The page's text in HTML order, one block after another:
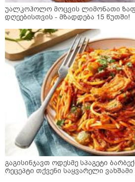
უალკოჰოლო მოცვის ლიმონათი
დღეებისთვის - მზადდება 15 წუთში!
გაგისინჯავთ ოდესმე სპაგეტი
რეცეპტი თქვენი საყვარელი ვახშამი